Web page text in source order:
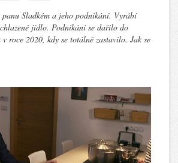
Sladkém a jeho podnikání. Vyrábí
jídlo. Podnikání se dařilo do
roce 2020, kdy se totálně zastavilo. Jak se